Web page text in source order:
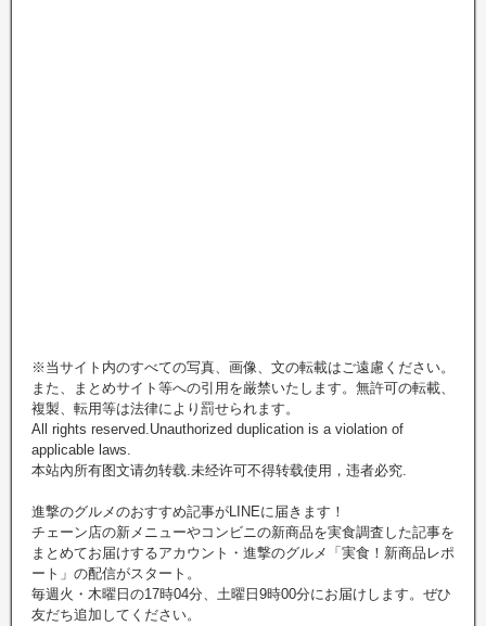
※当サイト内のすべての写真、画像、文の転載はご遠慮ください。
また、まとめサイト等への引用を厳禁いたします。無許可の転載、
複製、転用等は法律により罰せられます。
All rights reserved.Unauthorized duplication is a violation of
applicable laws.
本站內所有图文请勿转载.未经许可不得转载使用，违者必究.
進撃のグルメのおすすめ記事がLINEに届きます！
チェーン店の新メニューやコンビニの新商品を実食調査した記事を
まとめてお届けするアカウント・進撃のグルメ「実食！新商品レポ
ート」の配信がスタート。
毎週火・木曜日の17時04分、土曜日9時00分にお届けします。ぜひ
友だち追加してください。